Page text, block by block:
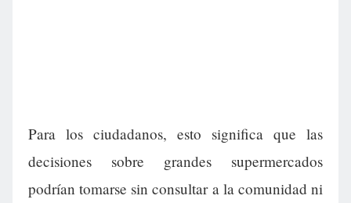
Para los ciudadanos, esto significa que las
decisiones sobre grandes supermercados
podrían tomarse sin consultar a la comunidad ni